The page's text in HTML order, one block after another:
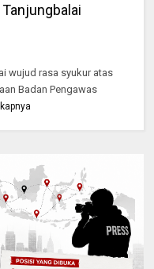
wujud rasa syukur atas
Badan Pengawas